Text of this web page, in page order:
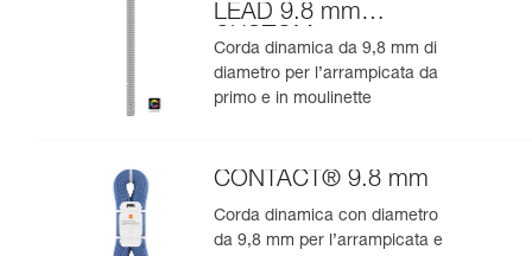
LEAD 9.8 mm
CUSTOM
Corda dinamica da 9,8 mm di
diametro per l’arrampicata da
primo e in moulinette
CONTACT® 9.8 mm
Corda dinamica con diametro
da 9,8 mm per l’arrampicata e